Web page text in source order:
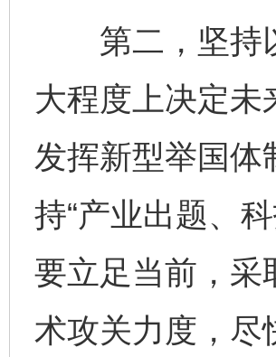
第二，坚持以
大程度上决定未
发挥新型举国体
持“产业出题、
要立足当前，采
术攻关力度，尽